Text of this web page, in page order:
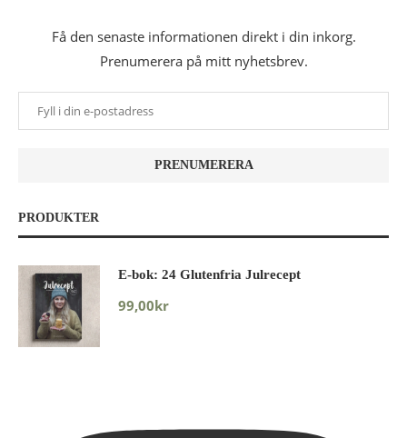
Få den senaste informationen direkt i din inkorg.
Prenumerera på mitt nyhetsbrev.
PRODUKTER
E-bok: 24 Glutenfria Julrecept
99,00kr